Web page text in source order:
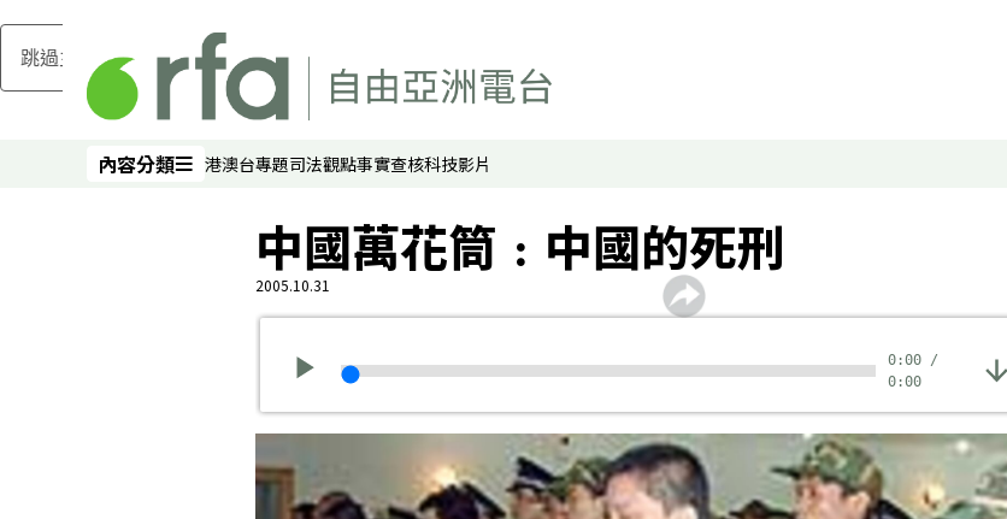
跳過主要內容
內容分類
內容分類 港澳台專題司法觀點事實查核科技影片
中國萬花筒﹕中國的死刑
2005.10.31
0:00 /
0:00